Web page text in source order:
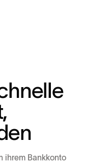
hnelle
,
en
ihrem Bankkonto